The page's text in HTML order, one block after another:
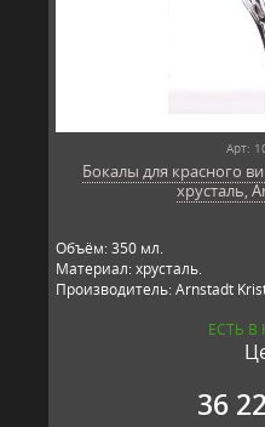
Арт:
Бокалы для красного
хрусталь,
Объём: 350 мл.
Материал: хрусталь.
Производитель: Arnstadt
ЕСТЬ
36